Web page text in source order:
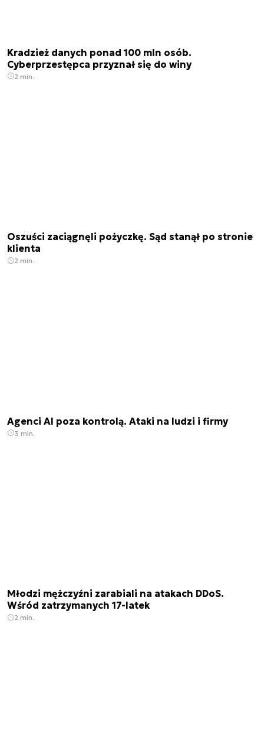
Kradzież danych ponad 100 mln osób.
Cyberprzestępca przyznał się do winy
2 min.
Oszuści zaciągnęli pożyczkę. Sąd stanął po stronie
klienta
2 min.
Agenci AI poza kontrolą. Ataki na ludzi i firmy
3 min.
Młodzi mężczyźni zarabiali na atakach DDoS.
Wśród zatrzymanych 17-latek
2 min.